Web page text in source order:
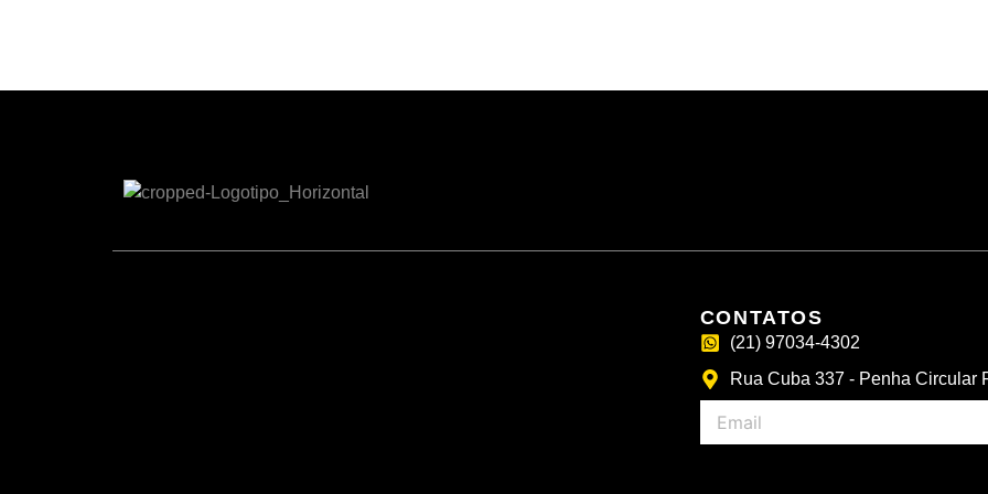
CONTATOS
(21) 97034-4302
Rua Cuba 337 - Penha Circular
Email